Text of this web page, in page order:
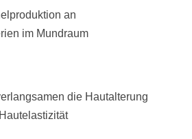
an
im Mundraum
die Hautalterung